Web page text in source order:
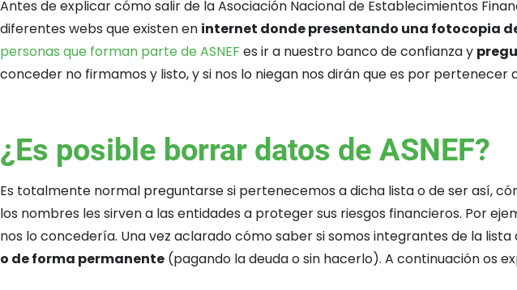
Antes de explicar cómo salir de la Asociación Nacional de Establecimientos
diferentes webs que existen en internet donde presentando una fotocopia
personas que forman parte de ASNEF es ir a nuestro banco de confianza y
conceder no firmamos y listo, y si nos lo niegan nos dirán que es por pertenecer
¿Es posible borrar datos de ASNEF?
Es totalmente normal preguntarse si pertenecemos a dicha lista o de ser así,
los nombres les sirven a las entidades a proteger sus riesgos financieros. Por
nos lo concedería. Una vez aclarado cómo saber si somos integrantes de la lista
o de forma permanente (pagando la deuda o sin hacerlo). A continuación os